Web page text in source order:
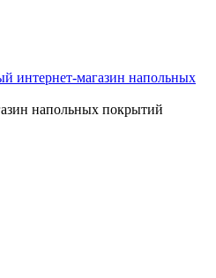
напольных покрытий